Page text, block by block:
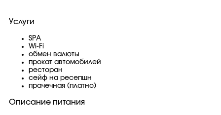
Услуги
SPA
Wi-Fi
обмен валюты
прокат автомобилей
ресторан
сейф на ресепшн
прачечная (платно)
Описание питания